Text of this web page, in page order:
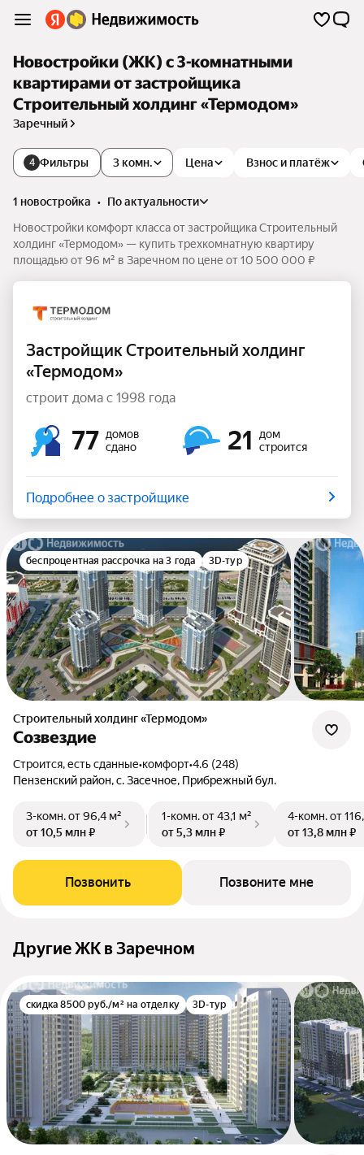
Новостройки (ЖК) с 3-комнатными
квартирами от застройщика
Строительный холдинг «Термодом»
Заречный
4 Фильтры Цена Взнос и платёж
3 комн.
1 новостройка •
по актуальности
Новостройки комфорт класса от застройщика Строительный
холдинг «Термодом» — купить трехкомнатную квартиру
площадью от 96 м² в Заречном по цене от 10 500 000 ₽
Застройщик Строительный холдинг
«Термодом»
строит дома с 1998 года
77 домов
сдано
21
дом
строится
Подробнее о застройщике
беспроцентная рассрочка на 3 года 3D-тур
Строительный холдинг «Термодом»
Созвездие
Строится, есть сданные•комфорт•4.6 (248)
Пензенский район, с. Засечное, Прибрежный бул.
3-комн.от 96,4 м²
от 10,5 млн ₽
1-комн.от 43,1 м²
от 5,3 млн ₽
4-комн.от
от 13,8 млн ₽
Позвонить Позвоните мне
Другие ЖК в Заречном
скидка 8500 руб./м² на отделку 3D-тур